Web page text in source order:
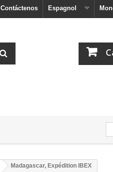
Espagnol
Contáctenos
Madagascar, Expédition IBEX